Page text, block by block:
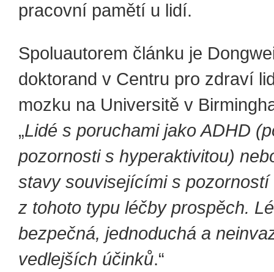
pracovní pamětí u lidí.
Spoluautorem článku je
doktorand v Centru pro zdraví
mozku na Universitě v
„Lidé s poruchami jako ADHD
pozornosti s hyperaktivitou)
stavy souvisejícími s pozorností
z tohoto typu léčby prospěch.
bezpečná, jednoduchá a
vedlejších účinků.“